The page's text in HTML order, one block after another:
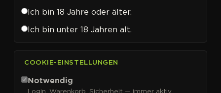
Skunk #11 Cannabissamen
von Dutch Passion kaufen
Skunk-Selektionsprogramm von Dutch Passion aus
den 1980ern – mit über einer Million verkaufter
Samen eine der meistgekauften Skunk-Sorten
Ich bin 18 Jahre oder älter.
Ich bin unter 18 Jahren alt.
COOKIE-EINSTELLUNGEN
Notwendig
Login, Warenkorb, Sicherheit — immer aktiv.